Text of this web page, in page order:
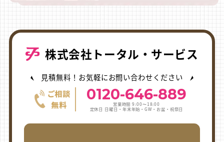
株式会社トータル・サービス
見積無料！お気軽にお問い合わせください
0120-646-889
営業時間 9:00〜18:00
定休日 日曜日・年末年始・GW・お盆・祝祭日